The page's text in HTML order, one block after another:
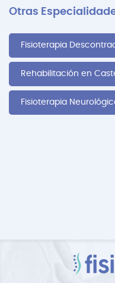
Otras
Fisioterapia
Rehabilitación en
Fisioterapia